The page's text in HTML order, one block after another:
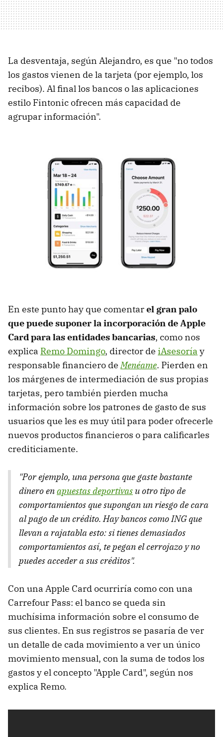
La desventaja, según Alejandro, es que "no todos
los gastos vienen de la tarjeta (por ejemplo, los
recibos). Al final los bancos o las aplicaciones
estilo Fintonic ofrecen más capacidad de
agrupar información".
En este punto hay que comentarel gran palo
que puede suponer la incorporación de Apple
Card para las entidades bancarias, como nos
explica Remo Domingo, director de iAsesoría y
responsable financiero deMenéame. Pierden en
los márgenes de intermediación de sus propias
tarjetas, pero también pierden mucha
información sobre los patrones de gasto de sus
usuarios que les es muy útil para poder ofrecerle
nuevos productos financieros o para calificarles
crediticiamente.
"Por ejemplo, una persona que gaste bastante
dinero enapuestas deportivas u otro tipo de
comportamientos que supongan un riesgo de cara
al pago de un crédito. Hay bancos como ING que
llevan a rajatabla esto: si tienes demasiados
comportamientos así, te pegan el cerrojazo y no
puedes acceder a sus créditos".
Con una Apple Card ocurriría como con una
Carrefour Pass: el banco se queda sin
muchísima información sobre el consumo de
sus clientes. En sus registros se pasaría de ver
un detalle de cada movimiento a ver un único
movimiento mensual, con la suma de todos los
gastos y el concepto "Apple Card", según nos
explica Remo.